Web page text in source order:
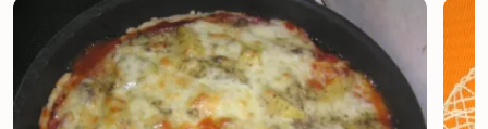
uporabno
ligojna
član od 2003 1501 sporočil